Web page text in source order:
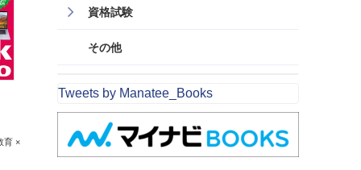
育 ×
資格試験
その他
Tweets by Manatee_Books